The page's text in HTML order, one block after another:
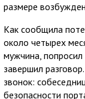
размере
Как сообщила
около четырех
мужчина,
завершил
звонок:
безопасности